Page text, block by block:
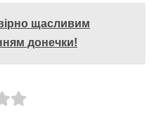
щасливим
донечки!